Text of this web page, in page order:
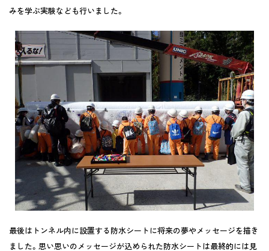
みを学ぶ実験なども行いました。
最後はトンネル内に設置する防水シートに将来の夢やメッセージを描き
ました。思い思いのメッセージが込められた防水シートは最終的には見